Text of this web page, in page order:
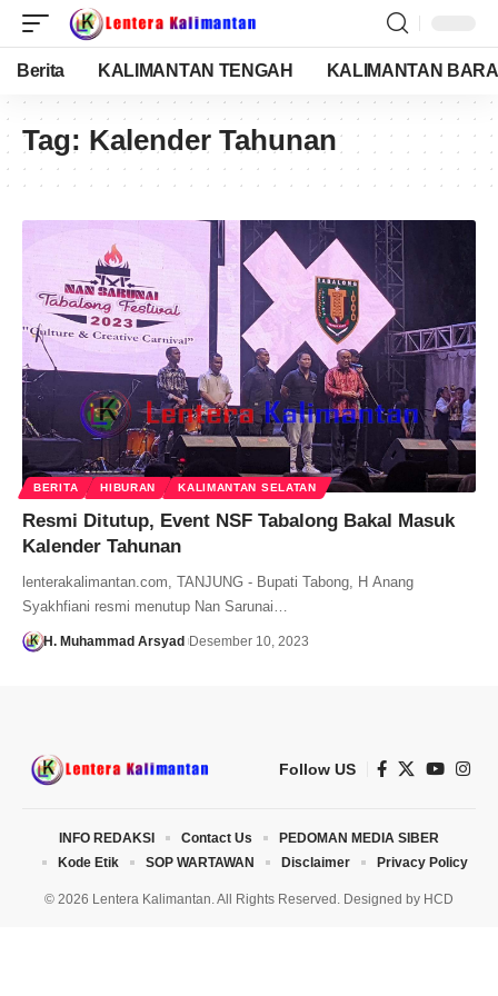
Berita KALIMANTAN TENGAH KALIMANTAN
Tag: Kalender Tahunan
BERITA HIBURAN KALIMANTAN SELATAN
Resmi Ditutup, Event NSF Tabalong Bakal Masuk
Kalender Tahunan
lenterakalimantan.com, TANJUNG - Bupati Tabong, H Anang
Syakhfiani resmi menutup Nan Sarunai…
H. Muhammad Arsyad Desember 10, 2023
Follow US
© 2026 Lentera Kalimantan. All Rights Reserved. Designed by HCD
INFO REDAKSI Contact Us
PEDOMAN MEDIA SIBER
Kode Etik
SOP WARTAWAN Disclaimer Privacy Policy